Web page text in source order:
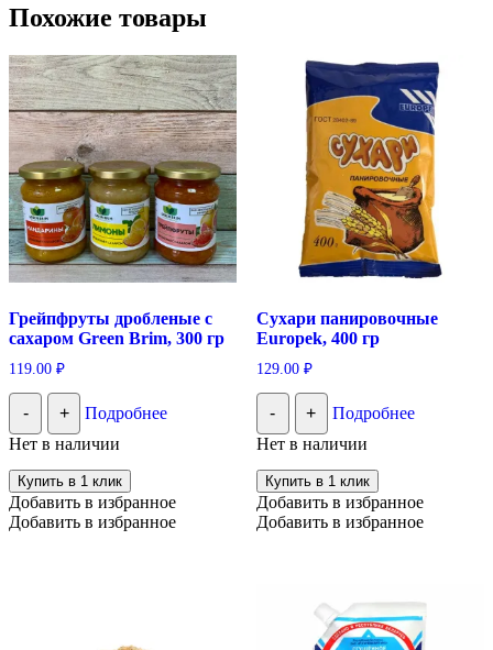
Похожие товары
Грейпфруты дробленые с
сахаром Green Brim, 300 гр
119.00 ₽
- +
Подробнее
Нет в наличии
Купить в 1 клик
Добавить в избранное
Добавить в избранное
Сухари панировочные
Europek, 400 гр
129.00 ₽
- +
Подробнее
Нет в наличии
Купить в 1 клик
Добавить в избранное
Добавить в избранное